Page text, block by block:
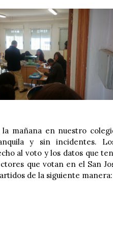
mañana en nuestro
y sin incidentes.
al voto y los datos que
que votan en el San
de la siguiente manera: